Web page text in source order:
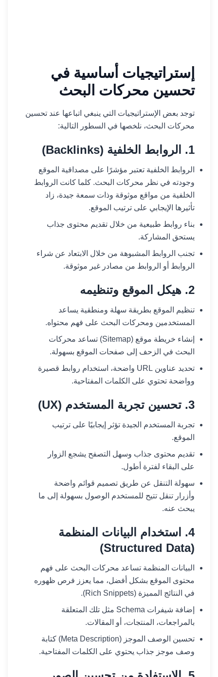
إستراتيجيات أساسية في
تحسين محركات البحث
توجد بعض الإستراتيجيات التي ينبغي اتباعها عند تحسين
محركات البحث، نلخصها في السطور التالية:
1. الروابط الخلفية (Backlinks)
الروابط الخلفية تعتبر مؤشرًا على مصداقية الموقع
وجودته في نظر محركات البحث. كلما كانت الروابط
الخلفية من مواقع موثوقة وذات سمعة جيدة، زاد
تأثيرها الإيجابي على ترتيب الموقع.
بناء روابط طبيعية من خلال تقديم محتوى جذاب
يستحق المشاركة.
تجنب الروابط المشبوهة من خلال الابتعاد عن شراء
الروابط أو الروابط من مصادر غير موثوقة.
2. هيكل الموقع وتنظيمه
تنظيم الموقع بطريقة سهلة ومنطقية يساعد
المستخدمين ومحركات البحث على فهم محتواه.
إنشاء خريطة موقع (Sitemap) تساعد محركات
البحث في الزحف إلى صفحات الموقع بسهولة.
تحديد عناوين URL واضحة، استخدام روابط قصيرة
وواضحة تحتوي على الكلمات المفتاحية.
3. تحسين تجربة المستخدم (UX)
تجربة المستخدم الجيدة تؤثر إيجابيًا على ترتيب
الموقع.
تقديم محتوى جذاب وسهل التصفح يشجع الزوار
على البقاء لفترة أطول.
سهولة التنقل عن طريق تصميم قوائم واضحة
وأزرار تنقل تتيح للمستخدم الوصول بسهولة إلى ما
يبحث عنه.
4. استخدام البيانات المنظمة
(Structured Data)
البيانات المنظمة تساعد محركات البحث على فهم
محتوى الموقع بشكل أفضل، مما يعزز فرص ظهوره
في النتائج المميزة (Rich Snippets).
إضافة شيفرات Schema مثل تلك المتعلقة
بالمراجعات، المنتجات، أو المقالات.
تحسين الوصف الموجز (Meta Description) كتابة
وصف موجز جذاب يحتوي على الكلمات المفتاحية.